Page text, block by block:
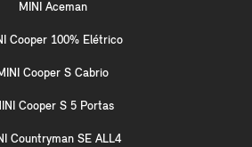
MINI Aceman
Cooper 100% Elétrico
Cooper S Cabrio
Cooper S 5 Portas
Countryman SE ALL4